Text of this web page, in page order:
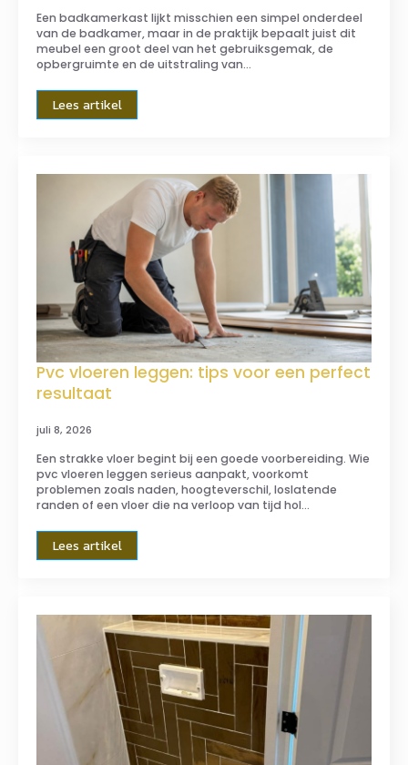
Een badkamerkast lijkt misschien een simpel onderdeel
van de badkamer, maar in de praktijk bepaalt juist dit
meubel een groot deel van het gebruiksgemak, de
opbergruimte en de uitstraling van…
Lees artikel
Pvc vloeren leggen: tips voor een perfect
resultaat
juli 8, 2026
Een strakke vloer begint bij een goede voorbereiding. Wie
pvc vloeren leggen serieus aanpakt, voorkomt
problemen zoals naden, hoogteverschil, loslatende
randen of een vloer die na verloop van tijd hol…
Lees artikel